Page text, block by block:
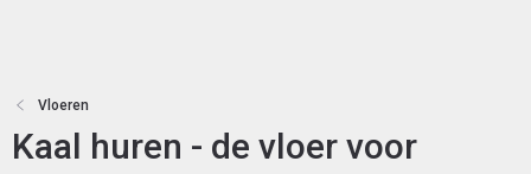
Vloeren
Kaal huren - de vloer voor